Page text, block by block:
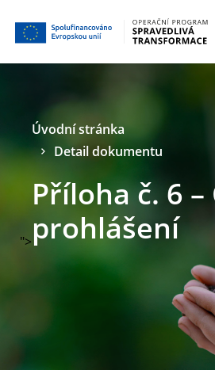
">
Úvodní stránka
Detail dokumentu
Příloha č. 6
prohlášení